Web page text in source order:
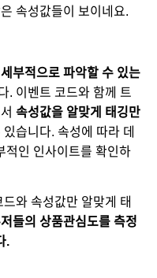
속성값들이 보이네요.
부적으로 파악할 수 있는
. 이벤트 코드와 함께 트
속성값을 알맞게 태깅만
습니다. 속성에 따라 데
적인 인사이트를 확인하
들의 상품관심도를 측정
.